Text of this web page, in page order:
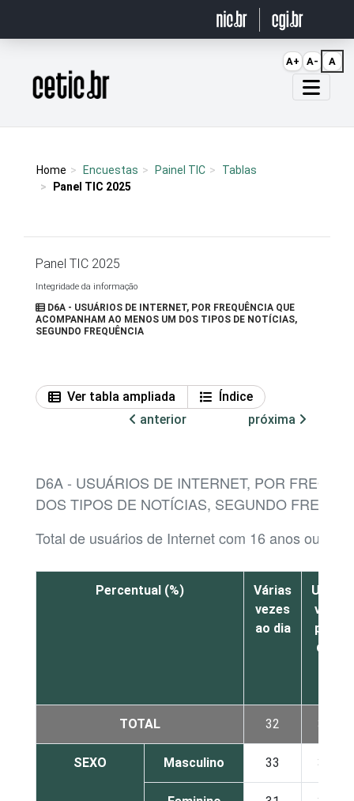
Página inicial
Home Encuestas Painel TIC
Tablas
Panel TIC 2025
Panel TIC 2025
Integridade da informação
D6A - USUÁRIOS DE INTERNET, POR FREQUÊNCIA QUE
ACOMPANHAM AO MENOS UM DOS TIPOS DE NOTÍCIAS,
SEGUNDO FREQUÊNCIA
Ver tabla ampliada
Índice
anterior
próxima
D6A - USUÁRIOS DE INTERNET, POR
DOS TIPOS DE NOTÍCIAS, SEGUNDO
Total de usuários de Internet com 16 anos ou mais
Percentual (%)
Várias
vezes
ao dia
Uma
vez
por
dia
TOTAL 32 33
SEXO Masculino 33 33
A+ A- A